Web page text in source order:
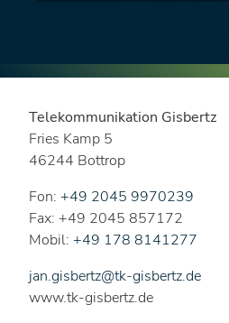
Telekommunikation Gisbertz
Fries Kamp 5
46244 Bottrop
Fon: +49 2045 9970239
Fax: +49 2045 857172
Mobil: +49 178 8141277
jan.gisbertz@tk-gisbertz.de
www.tk-gisbertz.de